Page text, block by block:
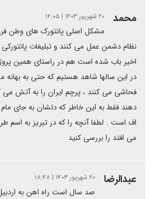
محمد ۲۰ شهریور ۱۴۰۳ | ۱۶:۰۵
مشکل اصلی پانتورک های وطن
نظام دشمن عمل می کنند و تبلیغات
اخیر باب شده است هم در راستای همین
در این سالها شاهد هستیم که حتی به بهانه
فحاشی می کنند ، پرچم ایران را به آتش
دهند فقط به این خاطر که دلشان به جای
اف است . لطفا آنچه را که در تبریز به اسم
می افتد را بررسی کنید
عبدالرضا ۲۰ شهریور ۱۴۰۳ | ۱۸:۴۸
صد سال است راه اهن به